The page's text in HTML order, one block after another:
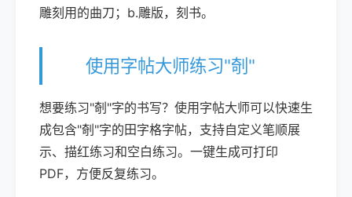
雕刻用的曲刀；b.雕版，刻书。
使用字帖大师练习"剞"
想要练习"剞"字的书写？使用字帖大师可以快速生
成包含"剞"字的田字格字帖，支持自定义笔顺展
示、描红练习和空白练习。一键生成可打印
PDF，方便反复练习。